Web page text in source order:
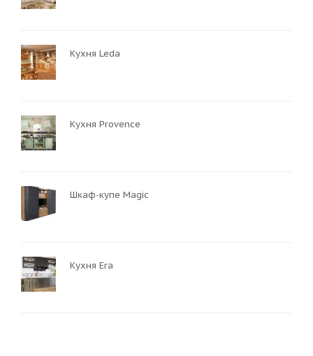
Кухня Leda
Кухня Provence
Шкаф-купе Magic
Кухня Era